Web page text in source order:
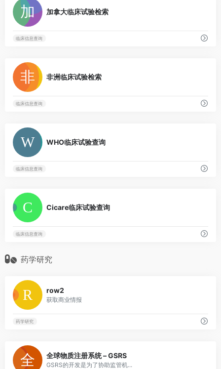
加拿大临床试验检索
临床信息查询
非洲临床试验检索
临床信息查询
WHO临床试验查询
临床信息查询
Cicare临床试验查询
临床信息查询
药学研究
row2
获取商业情报
药学研究
全球物质注册系统 – GSRS
GSRS的开发是为了协助监管机...